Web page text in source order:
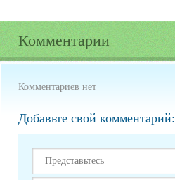
Комментарии
Комментариев нет
Добавьте свой комментарий: